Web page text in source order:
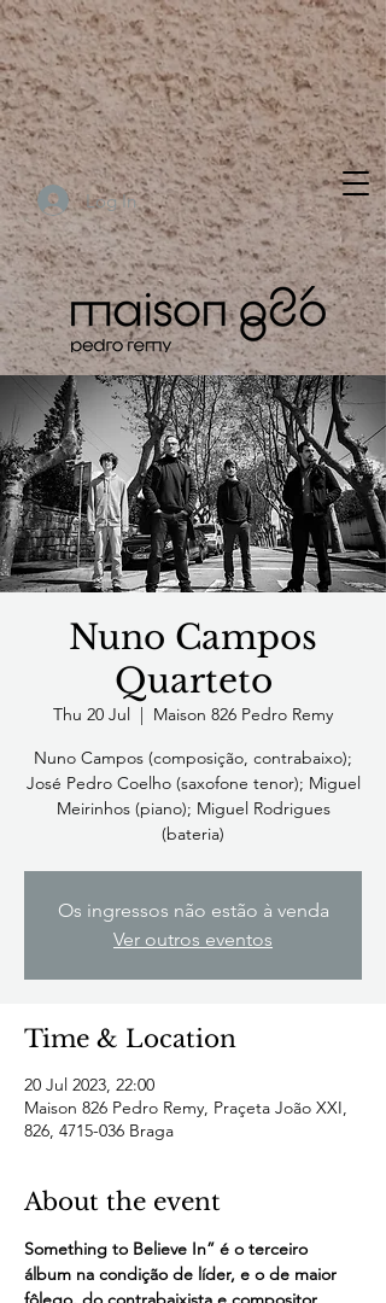
Log In
Nuno Campos
Quarteto
Thu 20 Jul
  |
Maison 826 Pedro Remy
Nuno Campos (composição, contrabaixo);
José Pedro Coelho (saxofone tenor); Miguel
Meirinhos (piano); Miguel Rodrigues
(bateria)
Os ingressos não estão à venda
Ver outros eventos
Time & Location
20 Jul 2023, 22:00
Maison 826 Pedro Remy, Praçeta João XXI,
826, 4715-036 Braga
About the event
Something to Believe In” é o terceiro
álbum na condição de líder, e o de maior